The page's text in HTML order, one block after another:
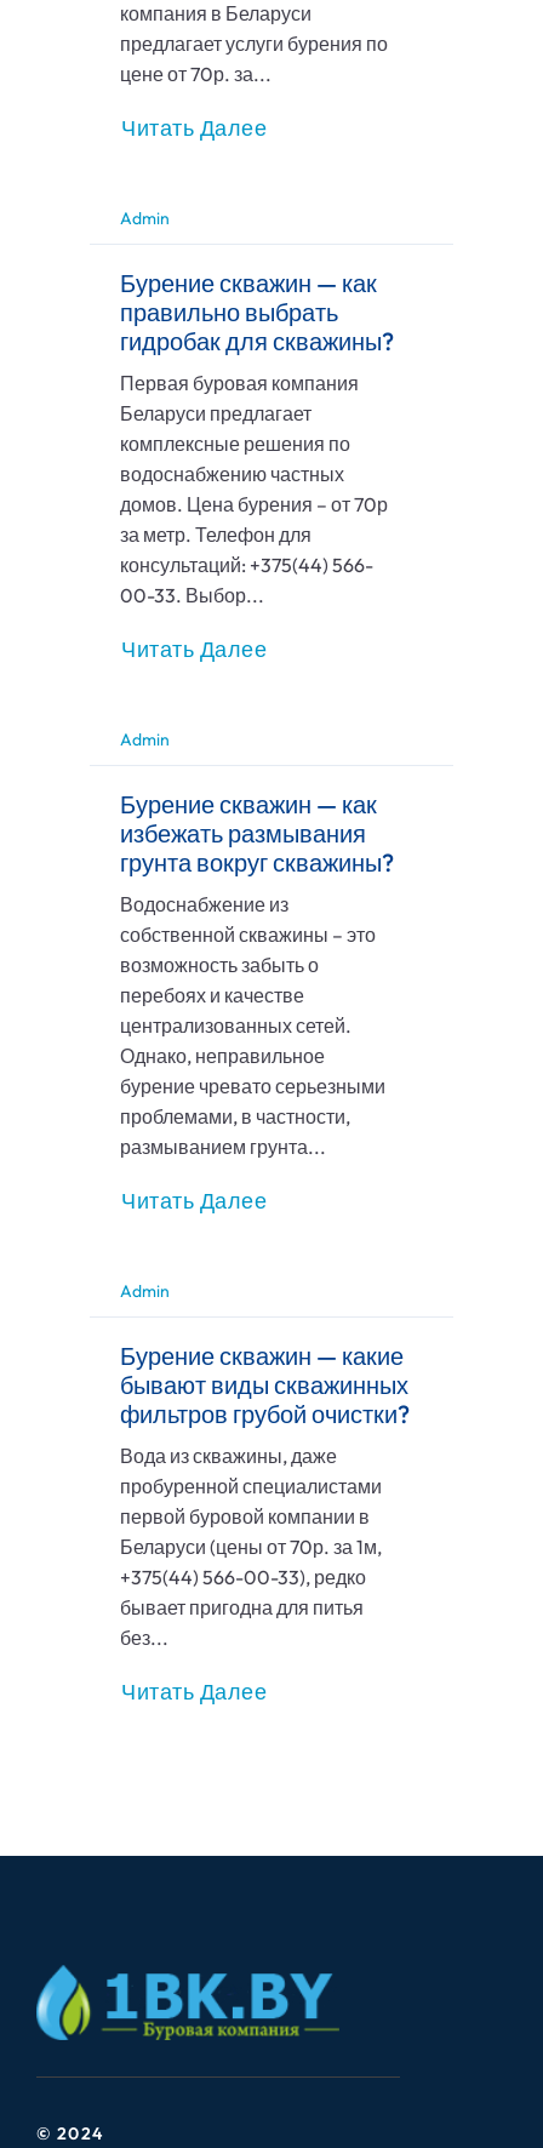
компания в Беларуси
предлагает услуги бурения по
цене от 70р. за...
Читать Далее
Admin
Бурение скважин — как
правильно выбрать
гидробак для скважины?
Первая буровая компания
Беларуси предлагает
комплексные решения по
водоснабжению частных
домов. Цена бурения – от 70р
за метр. Телефон для
консультаций: +375(44) 566-
00-33. Выбор...
Читать Далее
Admin
Бурение скважин — как
избежать размывания
грунта вокруг скважины?
Водоснабжение из
собственной скважины – это
возможность забыть о
перебоях и качестве
централизованных сетей.
Однако, неправильное
бурение чревато серьезными
проблемами, в частности,
размыванием грунта...
Читать Далее
Admin
Бурение скважин — какие
бывают виды скважинных
фильтров грубой очистки?
Вода из скважины, даже
пробуренной специалистами
первой буровой компании в
Беларуси (цены от 70р. за 1м,
+375(44) 566-00-33), редко
бывает пригодна для питья
без...
Читать Далее
© 2024